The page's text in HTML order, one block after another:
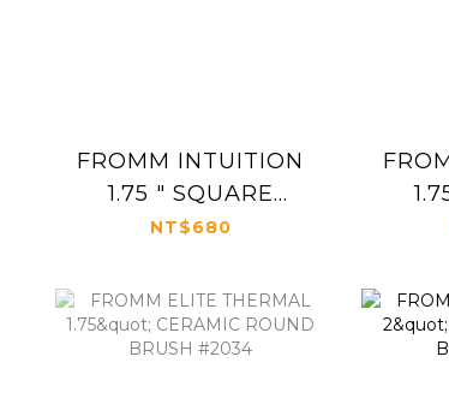
FROMM INTUITION
1.75 " SQUARE
THERMAL BRUSH
NT$680